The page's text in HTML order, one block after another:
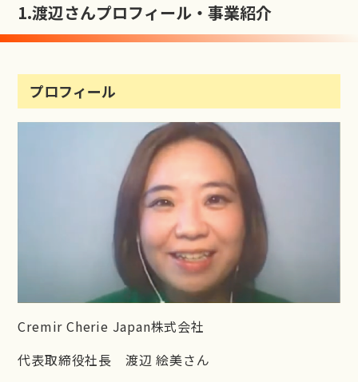
1.渡辺さんプロフィール・事業紹介
プロフィール
Cremir Cherie Japan株式会社
代表取締役社長 渡辺 絵美さん